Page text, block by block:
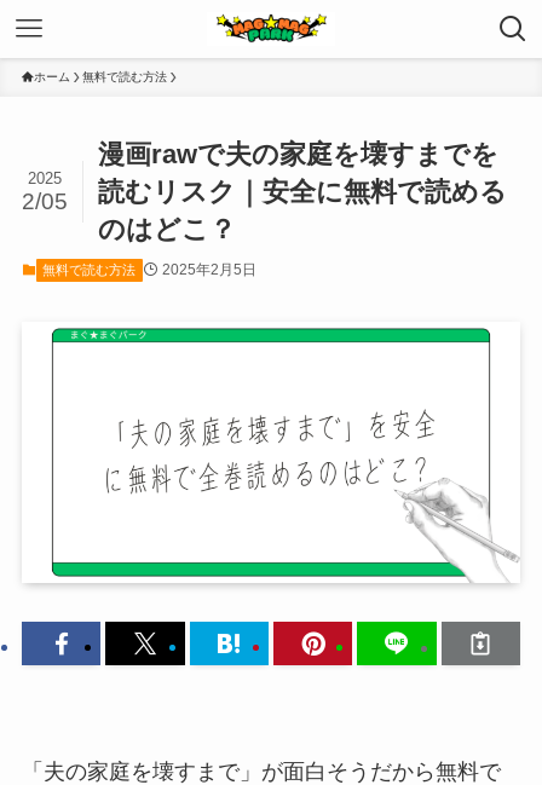
ホーム 無料で読む方法
漫画rawで夫の家庭を壊すまでを
読むリスク｜安全に無料で読める
のはどこ？
2025
2/05
無料で読む方法 2025年2月5日
「夫の家庭を壊すまで」が面白そうだから無料で